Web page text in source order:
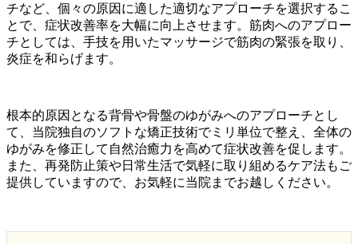
チなど、個々の原因に適した適切なアプローチを選択するこ
とで、症状改善率を大幅に向上させます。筋肉へのアプロー
チとしては、手技を用いたマッサージで筋肉の緊張を取り、
炎症を和らげます。
根本的原因となる背骨や骨盤のゆがみへのアプローチとし
て、当院独自のソフトな矯正技術でミリ単位で整え、全体の
ゆがみを修正して自然治癒力を高めて症状改善を促します。
また、再発防止策や日常生活で気軽に取り組めるケア法もご
提供していますので、お気軽に当院までお越しください。